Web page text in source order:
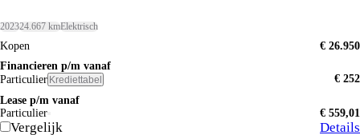
202324.667 kmElektrisch
Kopen
€ 26.950
Financieren p/m vanaf
Particulier Krediettabel
€ 252
Lease p/m vanaf
Particulier
€ 559,01
Vergelijk Details